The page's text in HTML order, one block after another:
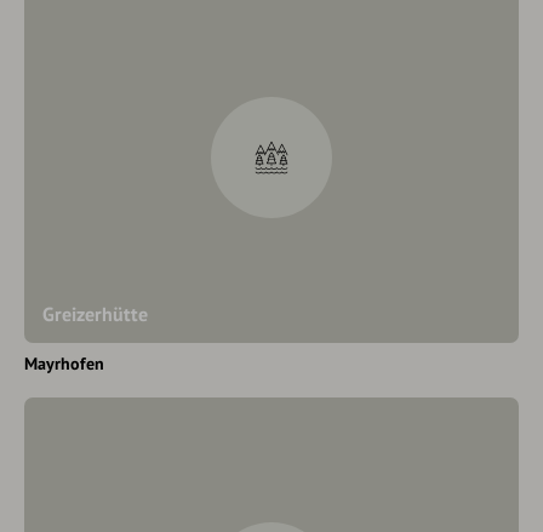
Greizerhütte
Mayrhofen